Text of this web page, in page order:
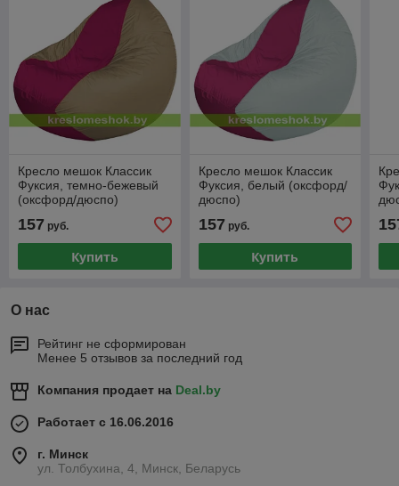
Кресло мешок Классик
Фуксия, темно-бежевый
(оксфорд/дюспо)
157 руб.
Купить
Кресло мешок Классик
Фуксия, белый (оксфорд/
дюспо)
157 руб.
Купить
О нас
Рейтинг не сформирован
Менее 5 отзывов за последний год
Компания продает на Deal.by
Работает с 16.06.2016
г. Минск
ул. Толбухина, 4, Минск, Беларусь